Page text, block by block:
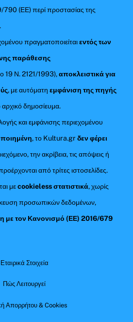
(ΕΕ) περί προστασίας της
πραγματοποιείταιεντός των
παράθεσης
19 Ν. 2121/1993),αποκλειστικά για
, με αυτόματηεμφάνιση της πηγής
δημοσίευμα.
και εμφάνισης περιεχομένου
, το Kultura.grδεν φέρει
την ακρίβεια, τις απόψεις ή
από τρίτες ιστοσελίδες.
μεcookieless στατιστικά, χωρίς
προσωπικών δεδομένων,
τον Κανονισμό (ΕΕ) 2016/679
Εταιρικά Στοιχεία
Πώς Λειτουργεί
Απορρήτου & Cookies